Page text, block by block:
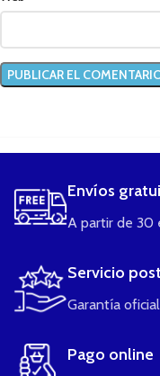
Envíos
A partir de 30
Servicio
Garantía oficial
Pago online